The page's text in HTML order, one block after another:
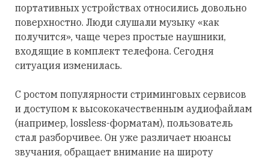
портативных устройствах относились довольно
поверхностно. Люди слушали музыку «как
получится», чаще через простые наушники,
входящие в комплект телефона. Сегодня
ситуация изменилась.
С ростом популярности стриминговых сервисов
и доступом к высококачественным аудиофайлам
(например, lossless-форматам), пользователь
стал разборчивее. Он уже различает нюансы
звучания, обращает внимание на широту